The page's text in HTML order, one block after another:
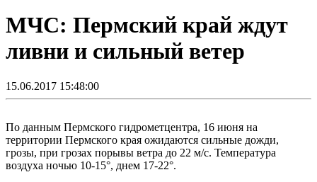
МЧС: Пермский край ждут
ливни и сильный ветер
15.06.2017 15:48:00
По данным Пермского гидрометцентра, 16 июня на
территории Пермского края ожидаются сильные дожди,
грозы, при грозах порывы ветра до 22 м/с. Температура
воздуха ночью 10-15°, днем 17-22°.